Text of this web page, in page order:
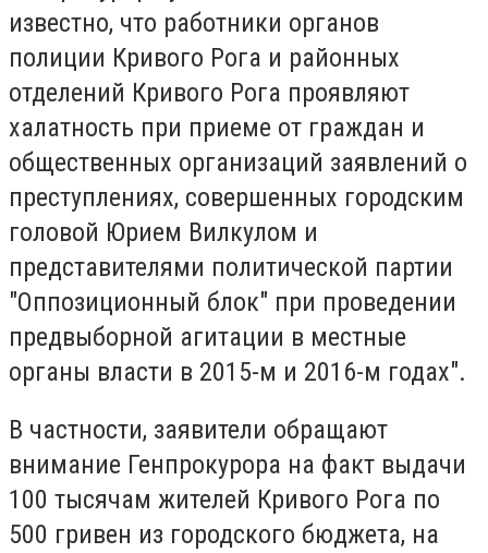
известно, что работники органов
полиции Кривого Рога и районных
отделений Кривого Рога проявляют
халатность при приеме от граждан и
общественных организаций заявлений о
преступлениях, совершенных городским
головой Юрием Вилкулом и
представителями политической партии
"Оппозиционный блок" при проведении
предвыборной агитации в местные
органы власти в 2015-м и 2016-м годах".
В частности, заявители обращают
внимание Генпрокурора на факт выдачи
100 тысячам жителей Кривого Рога по
500 гривен из городского бюджета, на